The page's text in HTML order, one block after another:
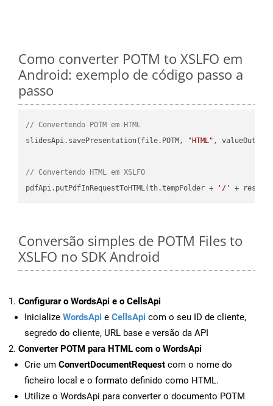
Como converter POTM to XSLFO em
Android: exemplo de código passo a
passo
// Convertendo POTM em HTML
slidesApi.savePresentation(file.POTM,
"HTML" ,
// Convertendo HTML em XSLFO
pdfApi.putPdfInRequestToHTML(th.tempFolder +
'/' +
Conversão simples de POTM Files to
XSLFO no SDK Android
Configurar o WordsApi e o CellsApi
Inicialize WordsApi e CellsApi com o seu ID de cliente,
segredo do cliente, URL base e versão da API
Converter POTM para HTML com o WordsApi
Crie um ConvertDocumentRequest com o nome do
ficheiro local e o formato definido como HTML.
Utilize o WordsApi para converter o documento POTM